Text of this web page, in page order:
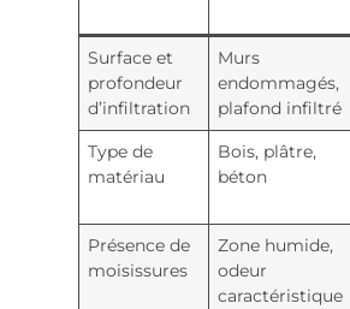
Surface et
profondeur
d’infiltration
Murs
endommagés,
plafond infiltré
Type de
matériau
Bois, plâtre,
béton
Présence de
moisissures
Zone humide,
odeur
caractéristique